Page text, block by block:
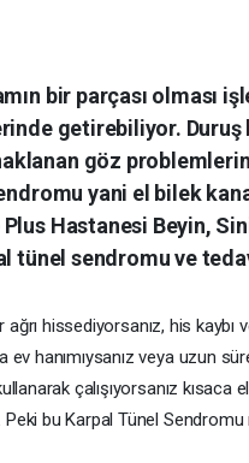
bir parçası olması
getirebiliyor. Duruş
göz
yani el bilek
Hastanesi Beyin,
tünel sendromu ve
hissediyorsanız, his kaybı
ev hanımıysanız veya uzun
çalışıyorsanız kısaca
bu Karpal Tünel